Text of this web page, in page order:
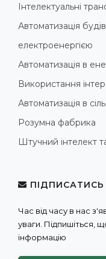
Інтелектуальні
Автоматизація
електроенергією
Автоматизація в
Використання
Автоматизація в
Розумна фабрика
Штучний інтелект
Час від часу в нас
уваги. Підпишіться,
інформацію